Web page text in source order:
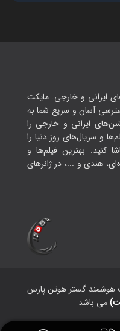
ایرانی و خارجی. مایکت
آسان و سریع شما به
ایرانی و خارجی را
و سریال‌های روز دنیا را
کنید. بهترین فیلم‌ها و
هندی و ...، در ژانرهای
هوشمند گستر هوتن پارس
می باشد